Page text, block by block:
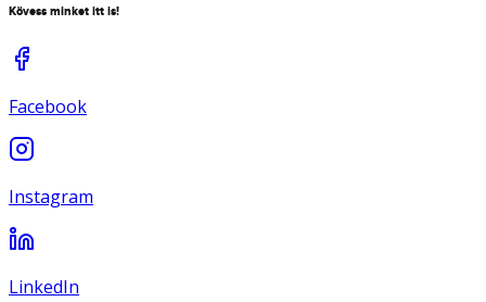
Kövess minket itt is!
Facebook
Instagram
LinkedIn